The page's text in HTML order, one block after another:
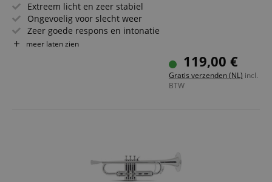
Extreem licht en zeer stabiel
Ongevoelig voor slecht weer
Zeer goede respons en intonatie
Materiaal: ABS kunststof
Kleur van het mondstuk kan afwijken
meer laten zien
119,00 €
Gratis verzenden (NL) incl.
BTW